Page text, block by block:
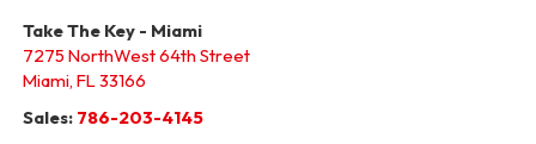
Take The Key - Miami
7275 NorthWest 64th Street
Miami, FL33166
Sales: 786-203-4145